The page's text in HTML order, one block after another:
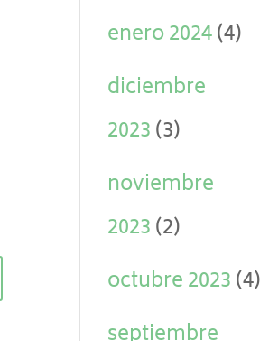
enero 2024(4)
diciembre
2023(3)
noviembre
2023(2)
octubre 2023(4)